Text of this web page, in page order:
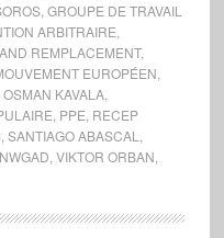
, GROUPE DE TRAVAIL
ARBITRAIRE
REMPLACEMENT,
EUROPÉEN
OSMAN KAVALA,
PPE RECEP
, SANTIAGO ABASCAL
VIKTOR ORBAN